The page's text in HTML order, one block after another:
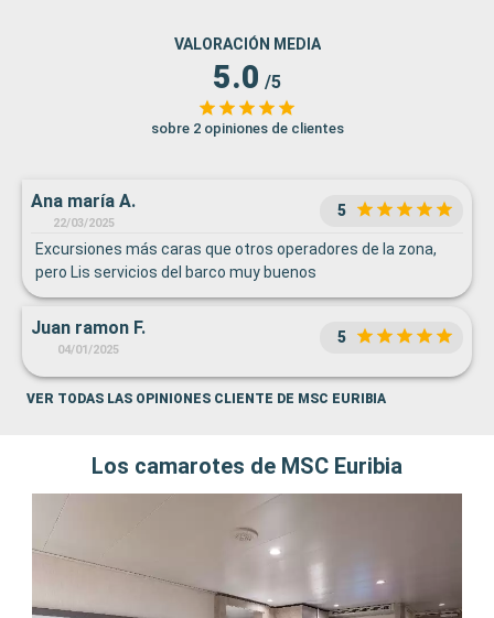
VALORACIÓN MEDIA
5.0 /5
sobre 2 opiniones de clientes
Ana maría A.
22/03/2025
5
Excursiones más caras que otros operadores de la zona,
pero Lis servicios del barco muy buenos
Juan ramon F.
04/01/2025
5
VER TODAS LAS OPINIONES CLIENTE DE MSC EURIBIA
Los camarotes de MSC Euribia